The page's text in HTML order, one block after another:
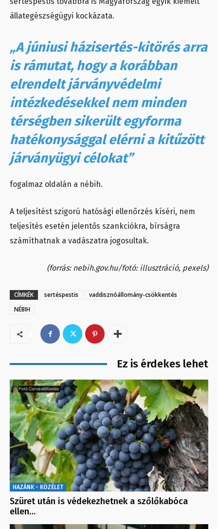
állategészségügyi kockázata.
„A júniusi házisertés-kitörés arra
is rámutat, hogy a korábban
elrendelt járványvédelmi
intézkedésekkel nem minden
térségben sikerült egyforma
hatékonysággal elérni a kitűzött
járványügyi célokat”
fogalmaz oldalán a nébih.
A teljesítést szigorú hatósági ellenőrzés kíséri, nem
teljesítés esetén jelentős szankciókra, bírságra
számíthatnak a vadászatra jogosultak.
(forrás: nebih.gov.hu/fotó: illusztráció, pexels)
CÍMKÉK sertéspestis
vaddisznóállomány-csökkentés
NÉBIH
Ez is érdekes lehet
HAZÁNK - KÖZÉLET
Szüret után is védekezhetnek a szőlőkabóca
ellen…